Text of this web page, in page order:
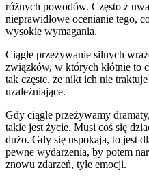
różnych powodów. Często z
nieprawidłowe ocenianie tego,
wysokie wymagania.
Ciągłe przeżywanie silnych
związków, w których kłótnie to
tak częste, że nikt ich nie
uzależniające.
Gdy ciągle przeżywamy
takie jest życie. Musi coś się
dużo. Gdy się uspokaja, to jest
pewne wydarzenia, by potem
znowu zdarzeń, tyle emocji.